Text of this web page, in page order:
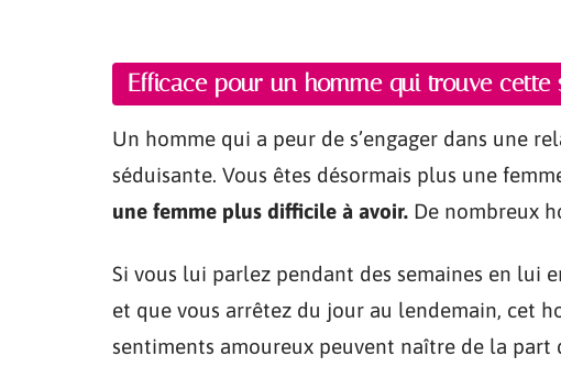
Efficace pour un homme qui trouve cette
Un homme qui a peur de s’engager dans une
séduisante. Vous êtes désormais plus une
une femme plus difficile à avoir. De nombreux
Si vous lui parlez pendant des semaines en lui
et que vous arrêtez du jour au lendemain, cet
sentiments amoureux peuvent naître de la part